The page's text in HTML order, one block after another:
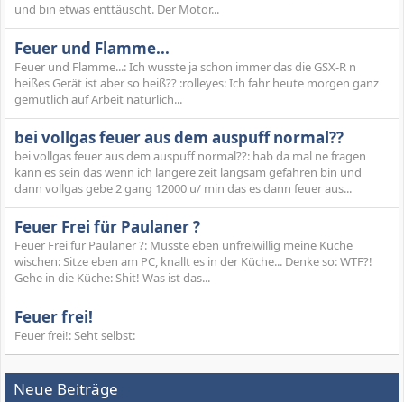
und bin etwas enttäuscht. Der Motor...
Feuer und Flamme...
Feuer und Flamme...: Ich wusste ja schon immer das die GSX-R n
heißes Gerät ist aber so heiß?? :rolleyes: Ich fahr heute morgen ganz
gemütlich auf Arbeit natürlich...
bei vollgas feuer aus dem auspuff normal??
bei vollgas feuer aus dem auspuff normal??: hab da mal ne fragen
kann es sein das wenn ich längere zeit langsam gefahren bin und
dann vollgas gebe 2 gang 12000 u/ min das es dann feuer aus...
Feuer Frei für Paulaner ?
Feuer Frei für Paulaner ?: Musste eben unfreiwillig meine Küche
wischen: Sitze eben am PC, knallt es in der Küche... Denke so: WTF?!
Gehe in die Küche: Shit! Was ist das...
Feuer frei!
Feuer frei!: Seht selbst:
Neue Beiträge